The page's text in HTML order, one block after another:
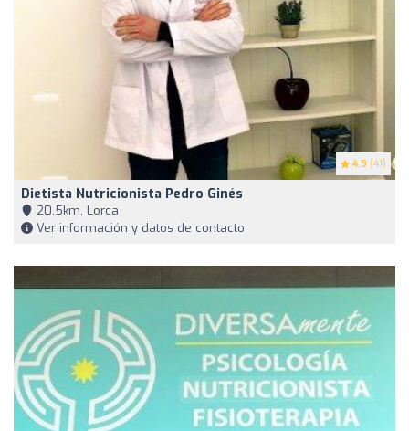
4.9 (41)
Dietista Nutricionista Pedro Ginés
20,5km, Lorca
Ver información y datos de contacto